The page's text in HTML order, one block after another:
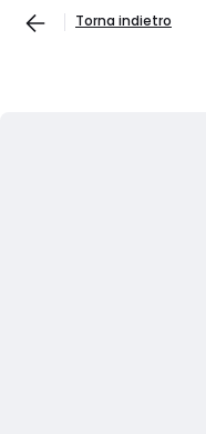
Torna indietro